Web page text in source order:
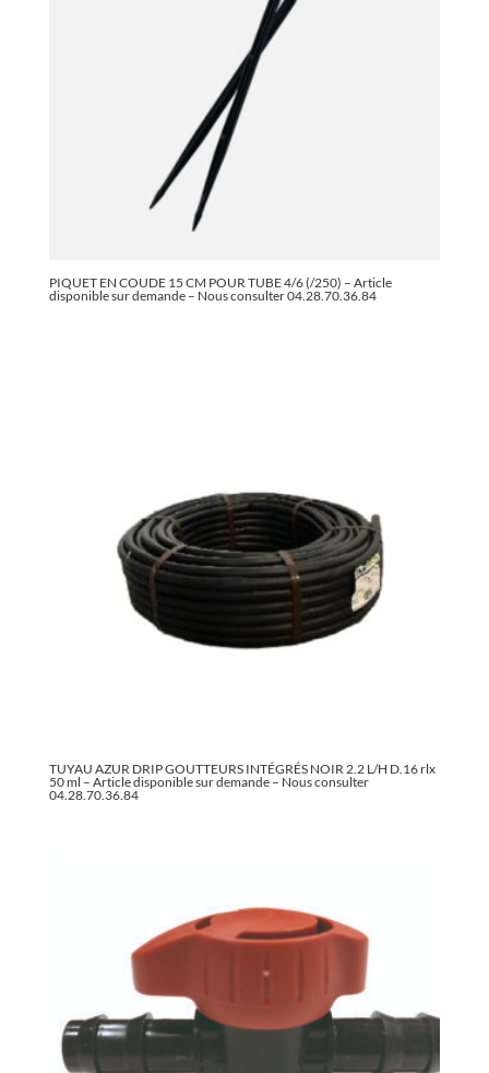
PIQUET EN COUDE 15 CM POUR TUBE 4/6 (/250) – Article
disponible sur demande – Nous consulter 04.28.70.36.84
TUYAU AZUR DRIP GOUTTEURS INTÉGRÉS NOIR 2.2 L/H D.16 rlx
50 ml – Article disponible sur demande – Nous consulter
04.28.70.36.84